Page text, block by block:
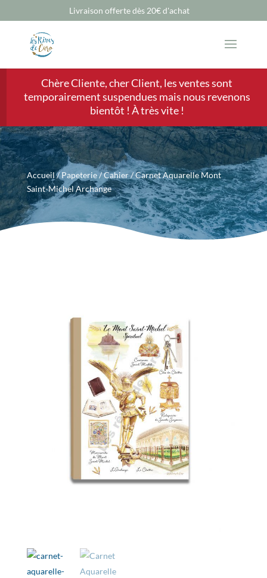
Livraison offerte dès 20€ d'achat
Chère Cliente, cher Client, les ventes sont
temporairement suspendues mais nous revenons
bientôt ! À très vite !
Accueil/Papeterie/Cahier/ Carnet Aquarelle Mont
Saint-Michel Archange